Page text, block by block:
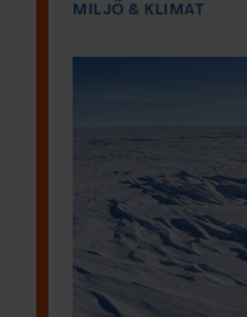
MILJÖ & KLIMAT